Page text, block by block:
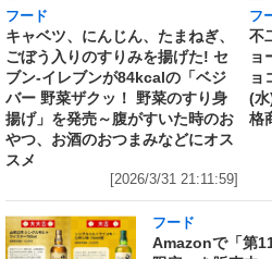
フード
キャベツ、にんじん、たまねぎ、
ごぼう入りのすりみを揚げた! セ
ブン‐イレブンが84kcalの「ベジ
バー 野菜ザクッ！ 野菜のすり身
揚げ」を発売～腹がすいた時のお
やつ、お酒のおつまみなどにオス
スメ
[2026/3/31 21:11:59]
フ
不
ョ
ョ
(
格
フード
Amazonで「第